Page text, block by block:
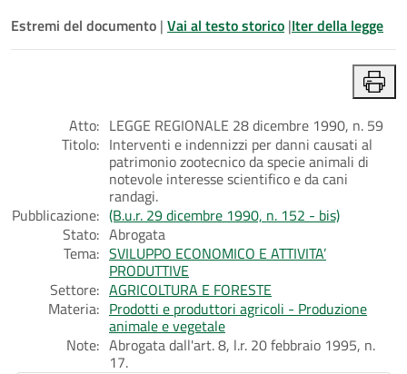
Estremi del documento | Vai al testo storico |Iter della legge
Atto: LEGGE REGIONALE 28 dicembre 1990, n. 59
Titolo: Interventi e indennizzi per danni causati al
patrimonio zootecnico da specie animali di
notevole interesse scientifico e da cani
randagi.
Pubblicazione: (B.u.r. 29 dicembre 1990, n. 152 - bis)
Stato: Abrogata
Tema: SVILUPPO ECONOMICO E ATTIVITA’
PRODUTTIVE
Settore: AGRICOLTURA E FORESTE
Materia: Prodotti e produttori agricoli - Produzione
animale e vegetale
Note: Abrogata dall'art. 8, l.r. 20 febbraio 1995, n.
17.